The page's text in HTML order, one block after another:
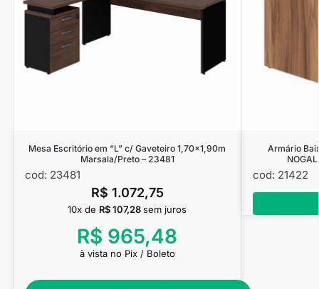
Mesa Escritório em “L” c/ Gaveteiro 1,70×1,90m
Marsala/Preto – 23481
cod: 23481
R$ 1.072,75
10x de R$107,28 sem juros
R$ 965,48
à vista no Pix / Boleto
Armário
cod: 21422